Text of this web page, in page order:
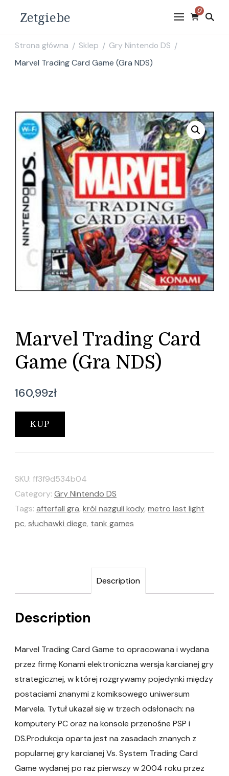
Zetgiebe 0
Strona główna / Sklep / Gry Nintendo DS /
Marvel Trading Card Game (Gra NDS)
Marvel Trading Card
Game (Gra NDS)
160,99zł
KUP
SKU: ff3f9d534b04
Category: Gry Nintendo DS
Tags: afterfall gra, król nazguli kody, metro last light
pc, słuchawki diege, tank games
Description
Description
Marvel Trading Card Game to opracowana i wydana
przez firmę Konami elektroniczna wersja karcianej gry
strategicznej, w której rozgrywamy pojedynki między
postaciami znanymi z komiksowego uniwersum
Marvela. Tytuł ukazał się w trzech odsłonach: na
komputery PC oraz na konsole przenośne PSP i
DS.Produkcja oparta jest na zasadach znanych z
popularnej gry karcianej Vs. System Trading Card
Game wydanej po raz pierwszy w 2004 roku przez